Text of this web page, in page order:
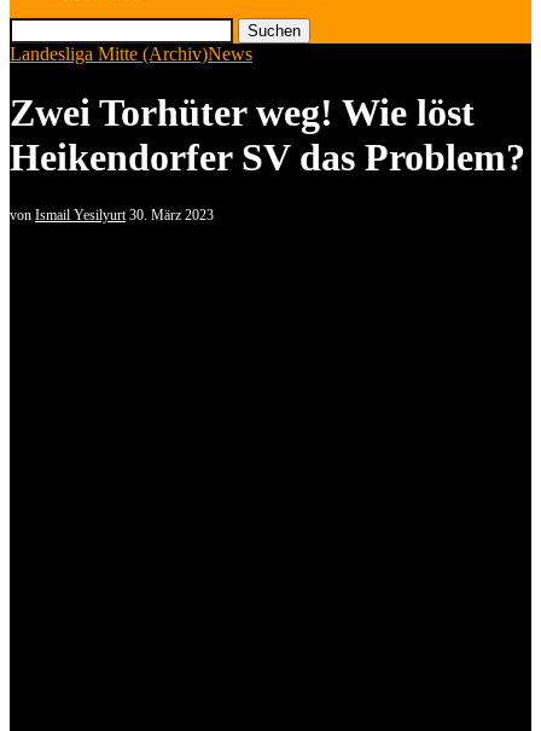
Suchen
Landesliga Mitte (Archiv)News
Zwei Torhüter weg! Wie löst
Heikendorfer SV das Problem?
von Ismail Yesilyurt 30. März 2023